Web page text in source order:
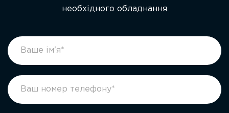
необхідного обладнання
footer
form
If
you
human,
leave